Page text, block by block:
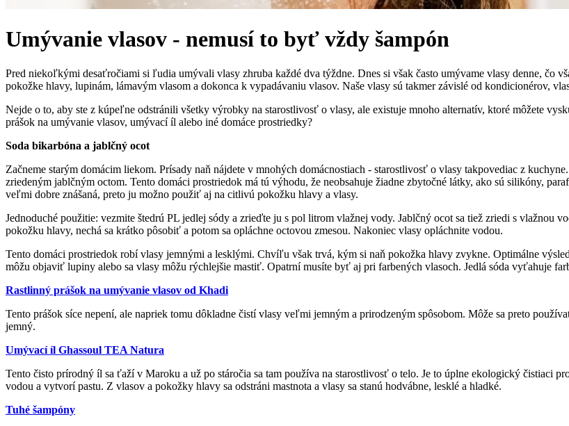
Umývanie vlasov - nemusí to byť vždy šampón
Pred niekoľkými desaťročiami si ľudia umývali vlasy zhruba každé dva týždne. Dnes si však často umývame vlasy denne, čo
pokožke hlavy, lupinám, lámavým vlasom a dokonca k vypadávaniu vlasov. Naše vlasy sú takmer závislé od kondicionérov,
Nejde o to, aby ste z kúpeľne odstránili všetky výrobky na starostlivosť o vlasy, ale existuje mnoho alternatív, ktoré môžete
prášok na umývanie vlasov, umývací íl alebo iné domáce prostriedky?
Soda bikarbóna a jablčný ocot
Začneme starým domácim liekom. Prísady naň nájdete v mnohých domácnostiach - starostlivosť o vlasy takpovediac z
zriedeným jablčným octom. Tento domáci prostriedok má tú výhodu, že neobsahuje žiadne zbytočné látky, ako sú silikóny,
veľmi dobre znášaná, preto ju možno použiť aj na citlivú pokožku hlavy a vlasy.
Jednoduché použitie: vezmite štedrú PL jedlej sódy a zrieďte ju s pol litrom vlažnej vody. Jablčný ocot sa tiež zriedi s vlažnou
pokožku hlavy, nechá sa krátko pôsobiť a potom sa opláchne octovou zmesou. Nakoniec vlasy opláchnite vodou.
Tento domáci prostriedok robí vlasy jemnými a lesklými. Chvíľu však trvá, kým si naň pokožka hlavy zvykne. Optimálne
môžu objaviť lupiny alebo sa vlasy môžu rýchlejšie mastiť. Opatrní musíte byť aj pri farbených vlasoch. Jedlá sóda vyťahuje
Rastlinný prášok na umývanie vlasov od Khadi
Tento prášok síce nepení, ale napriek tomu dôkladne čistí vlasy veľmi jemným a prirodzeným spôsobom. Môže sa preto
jemný.
Umývací íl Ghassoul TEA Natura
Tento čisto prírodný íl sa ťaží v Maroku a už po stáročia sa tam používa na starostlivosť o telo. Je to úplne ekologický čistiaci
vodou a vytvorí pastu. Z vlasov a pokožky hlavy sa odstráni mastnota a vlasy sa stanú hodvábne, lesklé a hladké.
Tuhé šampóny